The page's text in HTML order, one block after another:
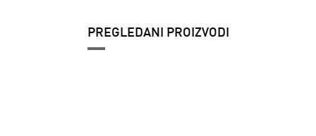
PREGLEDANI PROIZVODI